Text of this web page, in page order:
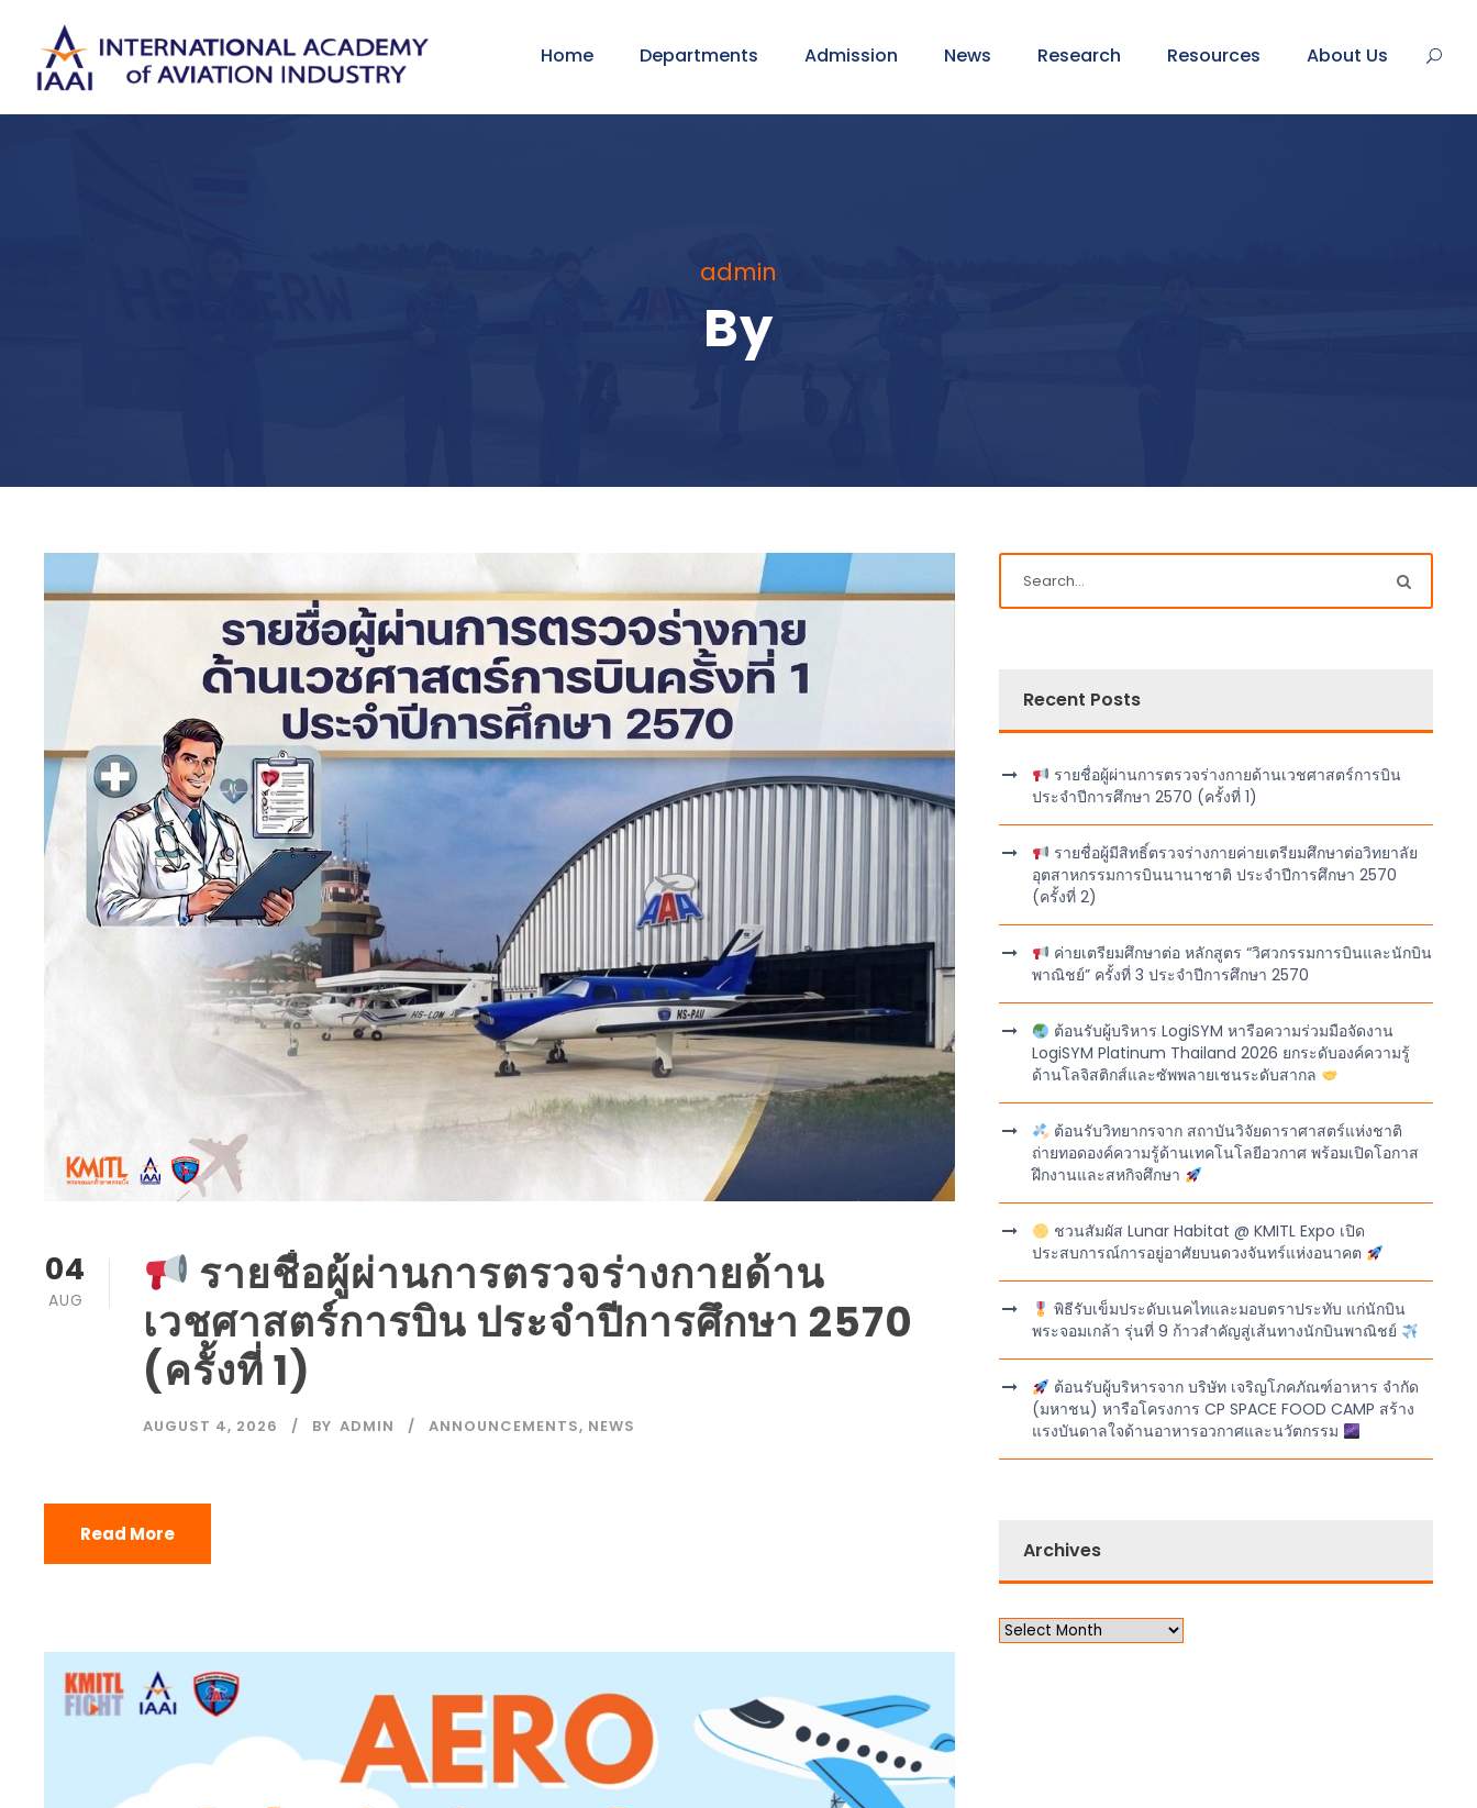
Home Departments Admission News Research Resources About Us
admin
By
04
AUG
รายชื่อผู้ผ่านการตรวจร่างกายด้าน
เวชศาสตร์การบิน ประจำปีการศึกษา 2570
(ครั้งที่ 1)
AUGUST 4, 2026 BY ADMIN ANNOUNCEMENTS, NEWS
Read More
Recent Posts
รายชื่อผู้ผ่านการตรวจร่างกายด้านเวชศาสตร์การบิน
ประจำปีการศึกษา 2570 (ครั้งที่ 1)
รายชื่อผู้มีสิทธิ์ตรวจร่างกายค่ายเตรียมศึกษาต่อวิทยาลัย
อุตสาหกรรมการบินนานาชาติ ประจำปีการศึกษา 2570
(ครั้งที่ 2)
ค่ายเตรียมศึกษาต่อ หลักสูตร “วิศวกรรมการบินและนักบิน
พาณิชย์” ครั้งที่ 3 ประจำปีการศึกษา 2570
ต้อนรับผู้บริหาร LogiSYM หารือความร่วมมือจัดงาน
LogiSYM Platinum Thailand 2026 ยกระดับองค์ความรู้
ด้านโลจิสติกส์และซัพพลายเชนระดับสากล
ต้อนรับวิทยากรจาก สถาบันวิจัยดาราศาสตร์แห่งชาติ
ถ่ายทอดองค์ความรู้ด้านเทคโนโลยีอวกาศ พร้อมเปิดโอกาส
ฝึกงานและสหกิจศึกษา
ชวนสัมผัส Lunar Habitat @ KMITL Expo เปิด
ประสบการณ์การอยู่อาศัยบนดวงจันทร์แห่งอนาคต
พิธีรับเข็มประดับเนคไทและมอบตราประทับ แก่นักบิน
พระจอมเกล้า รุ่นที่ 9 ก้าวสำคัญสู่เส้นทางนักบินพาณิชย์
ต้อนรับผู้บริหารจาก บริษัท เจริญโภคภัณฑ์อาหาร จำกัด
(มหาชน) หารือโครงการ CP SPACE FOOD CAMP สร้าง
แรงบันดาลใจด้านอาหารอวกาศและนวัตกรรม
Archives